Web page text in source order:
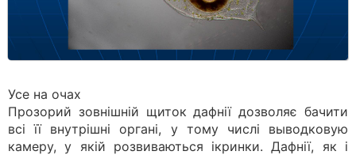
Усе на очах
Прозорий зовнішній щиток дафнії дозволяє бачити
всі її внутрішні органі, у тому числі выводковую
камеру, у якій розвиваються ікринки. Дафнії, як і